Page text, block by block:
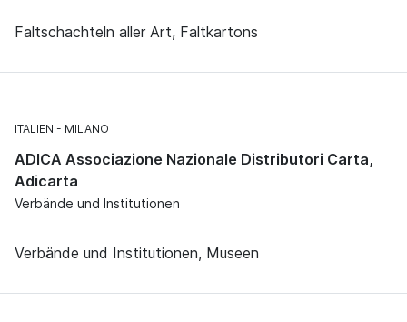
Faltschachteln aller Art, Faltkartons
ITALIEN MILANO
ADICA Associazione Nazionale Distributori Carta,
Adicarta
Verbände und Institutionen
Verbände und Institutionen, Museen